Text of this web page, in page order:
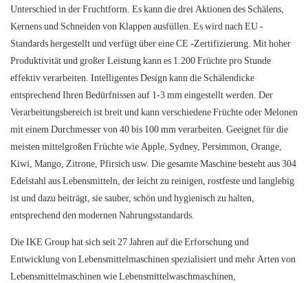
Unterschied in der Fruchtform. Es kann die drei Aktionen des Schälens,
Kernens und Schneiden von Klappen ausfüllen. Es wird nach EU -
Standards hergestellt und verfügt über eine CE -Zertifizierung. Mit hoher
Produktivität und großer Leistung kann es 1.200 Früchte pro Stunde
effektiv verarbeiten. Intelligentes Design kann die Schälendicke
entsprechend Ihren Bedürfnissen auf 1-3 mm eingestellt werden. Der
Verarbeitungsbereich ist breit und kann verschiedene Früchte oder Melonen
mit einem Durchmesser von 40 bis 100 mm verarbeiten. Geeignet für die
meisten mittelgroßen Früchte wie Apple, Sydney, Persimmon, Orange,
Kiwi, Mango, Zitrone, Pfirsich usw. Die gesamte Maschine besteht aus 304
Edelstahl aus Lebensmitteln, der leicht zu reinigen, rostfeste und langlebig
ist und dazu beiträgt, sie sauber, schön und hygienisch zu halten,
entsprechend den modernen Nahrungsstandards.
Die IKE Group hat sich seit 27 Jahren auf die Erforschung und
Entwicklung von Lebensmittelmaschinen spezialisiert und mehr Arten von
Lebensmittelmaschinen wie Lebensmittelwaschmaschinen,